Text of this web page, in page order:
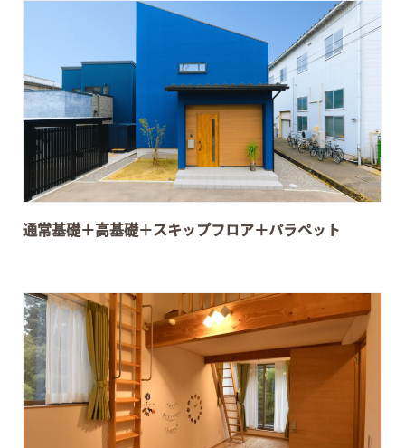
通常基礎＋高基礎＋スキップフロア＋パラペット